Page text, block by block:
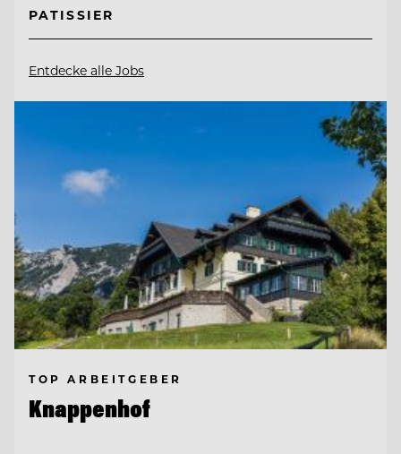
PATISSIER
Entdecke alle Jobs
TOP ARBEITGEBER
Knappenhof